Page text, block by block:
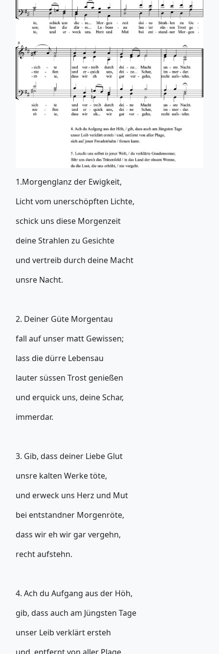
1.Morgenglanz der Ewigkeit,
Licht vom unerschöpften Lichte,
schick uns diese Morgenzeit
deine Strahlen zu Gesichte
und vertreib durch deine Macht
unsre Nacht.
2. Deiner Güte Morgentau
fall auf unser matt Gewissen;
lass die dürre Lebensau
lauter süssen Trost genießen
und erquick uns, deine Schar,
immerdar.
3. Gib, dass deiner Liebe Glut
unsre kalten Werke töte,
und erweck uns Herz und Mut
bei entstandner Morgenröte,
dass wir eh wir gar vergehn,
recht aufstehn.
4. Ach du Aufgang aus der Höh,
gib, dass auch am Jüngsten Tage
unser Leib verklärt ersteh